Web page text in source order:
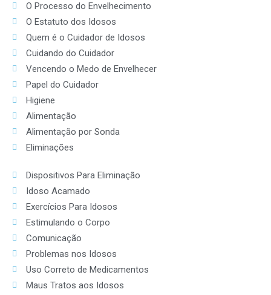
O Processo do Envelhecimento
O Estatuto dos Idosos
Quem é o Cuidador de Idosos
Cuidando do Cuidador
Vencendo o Medo de Envelhecer
Papel do Cuidador
Higiene
Alimentação
Alimentação por Sonda
Eliminações
Dispositivos Para Eliminação
Idoso Acamado
Exercícios Para Idosos
Estimulando o Corpo
Comunicação
Problemas nos Idosos
Uso Correto de Medicamentos
Maus Tratos aos Idosos